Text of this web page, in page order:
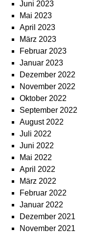
Juni 2023
Mai 2023
April 2023
März 2023
Februar 2023
Januar 2023
Dezember 2022
November 2022
Oktober 2022
September 2022
August 2022
Juli 2022
Juni 2022
Mai 2022
April 2022
März 2022
Februar 2022
Januar 2022
Dezember 2021
November 2021